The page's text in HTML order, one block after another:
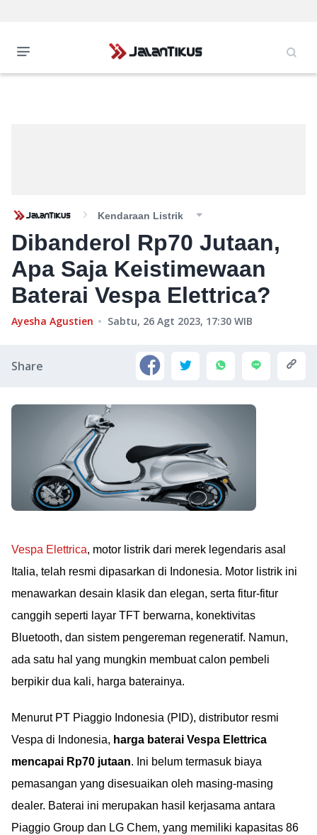
Kendaraan Listrik
Dibanderol Rp70 Jutaan,
Apa Saja Keistimewaan
Baterai Vespa Elettrica?
Ayesha Agustien Sabtu, 26 Agt 2023, 17:30 WIB
Share
Vespa Elettrica, motor listrik dari merek legendaris asal
Italia, telah resmi dipasarkan di Indonesia. Motor listrik ini
menawarkan desain klasik dan elegan, serta fitur-fitur
canggih seperti layar TFT berwarna, konektivitas
Bluetooth, dan sistem pengereman regeneratif. Namun,
ada satu hal yang mungkin membuat calon pembeli
berpikir dua kali, harga baterainya.
Menurut PT Piaggio Indonesia (PID), distributor resmi
Vespa di Indonesia, harga baterai Vespa Elettrica
mencapai Rp70 jutaan. Ini belum termasuk biaya
pemasangan yang disesuaikan oleh masing-masing
dealer. Baterai ini merupakan hasil kerjasama antara
Piaggio Group dan LG Chem, yang memiliki kapasitas 86